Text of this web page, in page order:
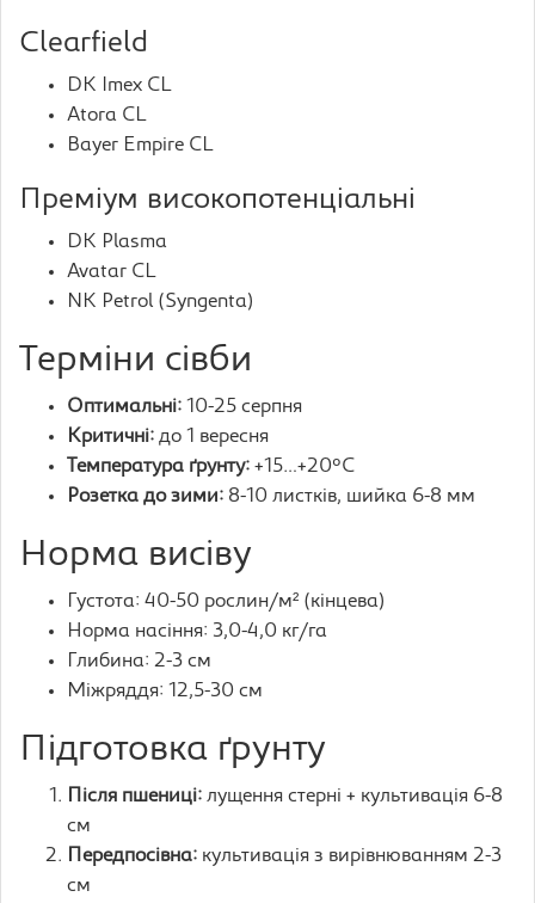
Clearfield
DK Imex CL
Atora CL
Bayer Empire CL
Преміум високопотенціальні
DK Plasma
Avatar CL
NK Petrol (Syngenta)
Терміни сівби
Оптимальні: 10-25 серпня
Критичні: до 1 вересня
Температура ґрунту: +15…+20°C
Розетка до зими: 8-10 листків, шийка 6-8 мм
Норма висіву
Густота: 40-50 рослин/м² (кінцева)
Норма насіння: 3,0-4,0 кг/га
Глибина: 2-3 см
Міжряддя: 12,5-30 см
Підготовка ґрунту
Після пшениці: лущення стерні + культивація 6-8
см
Передпосівна: культивація з вирівнюванням 2-3
см